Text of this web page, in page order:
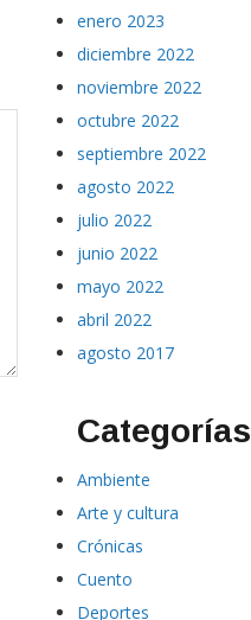
enero 2023
diciembre 2022
noviembre 2022
octubre 2022
septiembre 2022
agosto 2022
julio 2022
junio 2022
mayo 2022
abril 2022
agosto 2017
Categorías
Ambiente
Arte y cultura
Crónicas
Cuento
Deportes